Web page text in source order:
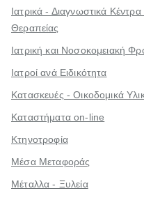
Ιατρικά - Διαγνωστικά
Θεραπείας
Ιατρική και Νοσοκομειακή
Ιατροί ανά Ειδικότητα
Κατασκευές - Οικοδομικά
Καταστήματα on-line
Κτηνοτροφία
Μέσα Μεταφοράς
Μέταλλα - Ξυλεία